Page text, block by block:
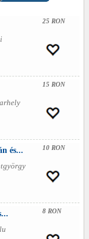
25 RON
15 RON
és...
10 RON
8 RON